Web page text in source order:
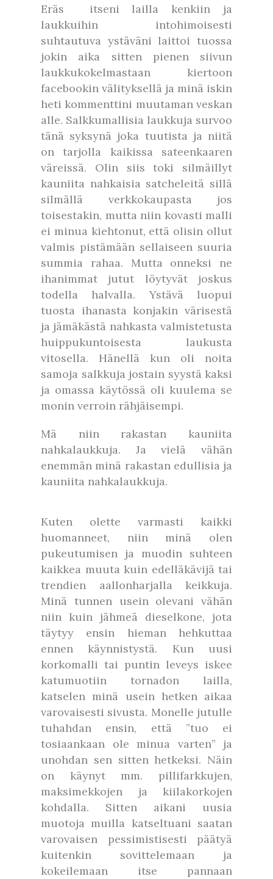
Eräs itseni lailla kenkiin ja
laukkuihin intohimoisesti
suhtautuva ystäväni laittoi tuossa
jokin aika sitten pienen siivun
laukkukokelmastaan kiertoon
facebookin välityksellä ja minä iskin
heti kommenttini muutaman veskan
alle. Salkkumallisia laukkuja survoo
tänä syksynä joka tuutista ja niitä
on tarjolla kaikissa sateenkaaren
väreissä. Olin siis toki silmäillyt
kauniita nahkaisia satcheleitä sillä
silmällä verkkokaupasta jos
toisestakin, mutta niin kovasti malli
ei minua kiehtonut, että olisin ollut
valmis pistämään sellaiseen suuria
summia rahaa. Mutta onneksi ne
ihanimmat jutut löytyvät joskus
todella halvalla. Ystävä luopui
tuosta ihanasta konjakin värisestä
ja jämäkästä nahkasta valmistetusta
huippukuntoisesta laukusta
vitosella. Hänellä kun oli noita
samoja salkkuja jostain syystä kaksi
ja omassa käytössä oli kuulema se
monin verroin rähjäisempi.
Mä niin rakastan kauniita
nahkalaukkuja. Ja vielä vähän
enemmän minä rakastan edullisia ja
kauniita nahkalaukkuja.
Kuten olette varmasti kaikki
huomanneet, niin minä olen
pukeutumisen ja muodin suhteen
kaikkea muuta kuin edelläkävijä tai
trendien aallonharjalla keikkuja.
Minä tunnen usein olevani vähän
niin kuin jähmeä dieselkone, jota
täytyy ensin hieman hehkuttaa
ennen käynnistystä. Kun uusi
korkomalli tai puntin leveys iskee
katumuotiin tornadon lailla,
katselen minä usein hetken aikaa
varovaisesti sivusta. Monelle jutulle
tuhahdan ensin, että ”tuo ei
tosiaankaan ole minua varten” ja
unohdan sen sitten hetkeksi. Näin
on käynyt mm. pillifarkkujen,
maksimekkojen ja kiilakorkojen
kohdalla. Sitten aikani uusia
muotoja muilla katseltuani saatan
varovaisen pessimistisesti päätyä
kuitenkin sovittelemaan ja
kokeilemaan itse pannaan